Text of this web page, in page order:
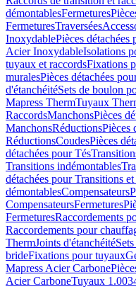
démontablesFermetures
FermeturesTraversées
InoxydablePièces
Acier InoxydableIsolations
tuyaux et raccordsFixations
muralesPièces détachées
d'étanchéitéSets de boulon
Mapress ThermTuyaux
RaccordsManchonsPièces
ManchonsRéductionsPièces
RéductionsCoudesPièces
détachées pour Tés
Transitions indémontables
détachées pour Transitions
démontablesCompensateurs
CompensateursFermetures
FermeturesRaccordements
Raccordements pour
ThermJoints d'étanchéité
brideFixations pour tuyaux
Mapress Acier Carbone
Acier CarboneTuyaux